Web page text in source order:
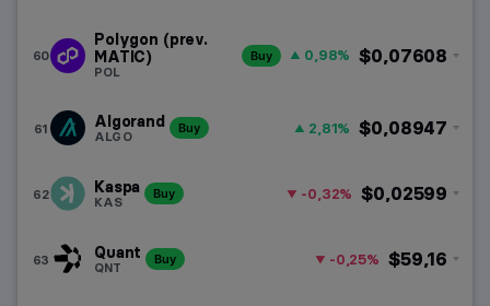
60
Polygon (prev.
MATIC)
POL
Buy $0,07608
0,98%
61 Algorand
ALGO
Buy $0,08947
2,81%
62 Kaspa
KAS
Buy $0,02599
-0,32%
63 Quant
QNT
Buy $59,16
-0,25%